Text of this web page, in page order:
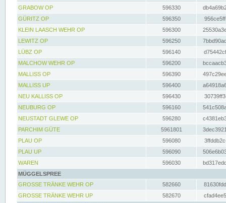
GRABOW OP
596330
GÜRITZ OP
596350
KLEIN LAASCH WEHR OP
596300
LEWITZ OP
596250
LÜBZ OP
596140
MALCHOW WEHR OP
596200
MALLISS OP
596390
MALLISS UP
596400
NEU KALLISS OP
596430
NEUBURG OP
596160
NEUSTADT GLEWE OP
596280
PARCHIM GÜTE
5961801
PLAU OP
596080
PLAU UP
596090
WAREN
596030
MÜGGELSPREE
GROSSE TRÄNKE WEHR OP
582660
GROSSE TRÄNKE WEHR UP
582670